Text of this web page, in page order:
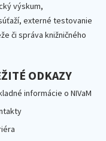
výskum,
externé testovanie
či správa knižničného
ODKAZY
informácie o NIVaM